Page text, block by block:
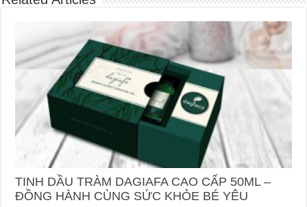
TINH DẦU TRÀM DAGIAFA CAO CẤP 50ML –
ĐỒNG HÀNH CÙNG SỨC KHỎE BÉ YÊU